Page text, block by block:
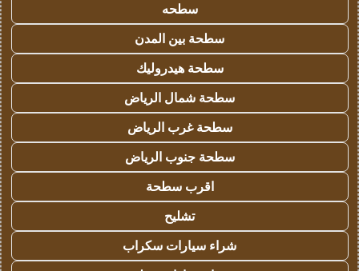
سطحه
سطحة بين المدن
سطحة هيدروليك
سطحة شمال الرياض
سطحة غرب الرياض
سطحة جنوب الرياض
اقرب سطحة
تشليح
شراء سيارات سكراب